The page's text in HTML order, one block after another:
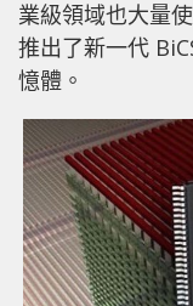
業級領域也大量
推出了新一代
憶體。